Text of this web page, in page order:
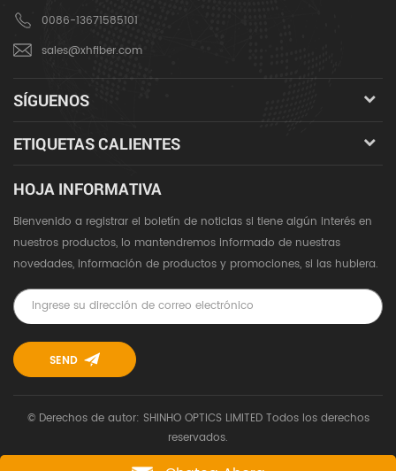
0086-13671585101
sales@xhfiber.com
SÍGUENOS
ETIQUETAS CALIENTES
HOJA INFORMATIVA
Bienvenido a registrar el boletín de noticias si tiene algún interés en
nuestros productos, lo mantendremos informado de nuestras
novedades, información de productos y promociones, si las hubiera.
© Derechos de autor: SHINHO OPTICS LIMITED Todos los derechos
reservados.